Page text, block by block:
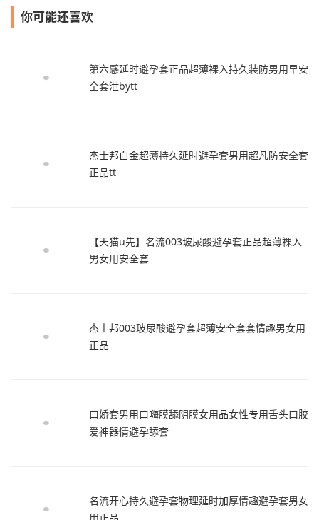
你可能还喜欢
第六感延时避孕套正品超薄裸入持久装防男用早安
全套泄bytt
杰士邦白金超薄持久延时避孕套男用超凡防安全套
正品tt
【天猫u先】名流003玻尿酸避孕套正品超薄裸入
男女用安全套
杰士邦003玻尿酸避孕套超薄安全套套情趣男女用
正品
口娇套男用口嗨膜舔阴膜女用品女性专用舌头口胶
爱神器情避孕舔套
名流开心持久避孕套物理延时加厚情趣避孕套男女